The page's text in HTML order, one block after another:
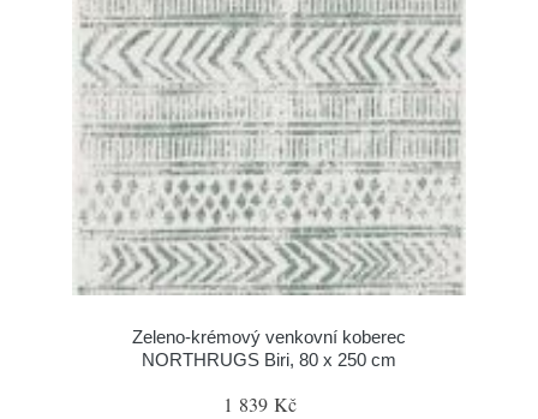
Zeleno-krémový venkovní koberec
NORTHRUGS Biri, 80 x 250 cm
1 839 Kč